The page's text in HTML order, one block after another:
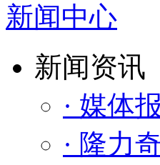
新闻中心
新闻资讯
· 媒体
· 隆力